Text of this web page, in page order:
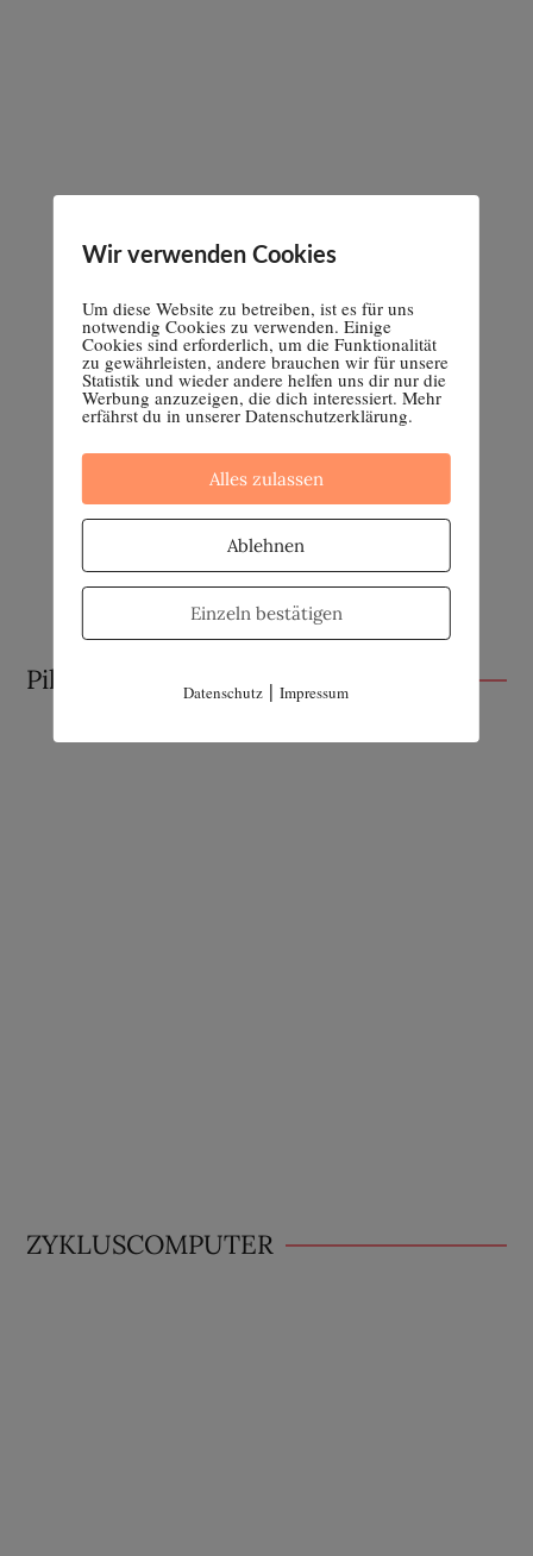
Pille absetzen
ZYKLUSCOMPUTER
Wir verwenden Cookies
Um diese Website zu betreiben, ist es für uns
notwendig Cookies zu verwenden. Einige
Cookies sind erforderlich, um die Funktionalität
zu gewährleisten, andere brauchen wir für unsere
Statistik und wieder andere helfen uns dir nur die
Werbung anzuzeigen, die dich interessiert. Mehr
erfährst du in unserer Datenschutzerklärung.
Alles zulassen
Ablehnen
Einzeln bestätigen
Datenschutz |Impressum